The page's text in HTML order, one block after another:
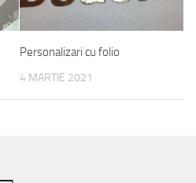
Personalizari cu folio
4 MARTIE 2021